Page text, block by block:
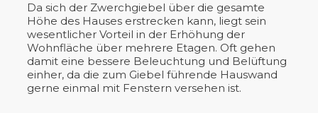
Da sich der Zwerchgiebel über die gesamte
Höhe des Hauses erstrecken kann, liegt sein
wesentlicher Vorteil in der Erhöhung der
Wohnfläche über mehrere Etagen. Oft gehen
damit eine bessere Beleuchtung und Belüftung
einher, da die zum Giebel führende Hauswand
gerne einmal mit Fenstern versehen ist.